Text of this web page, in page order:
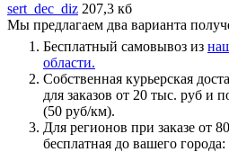
sert_dec_diz 207,3 кб
Мы предлагаем два варианта
Бесплатный самовывоз из
области.
Собственная курьерская
для заказов от 20 тыс. руб
(50 руб/км).
Для регионов при заказе от
бесплатная до вашего